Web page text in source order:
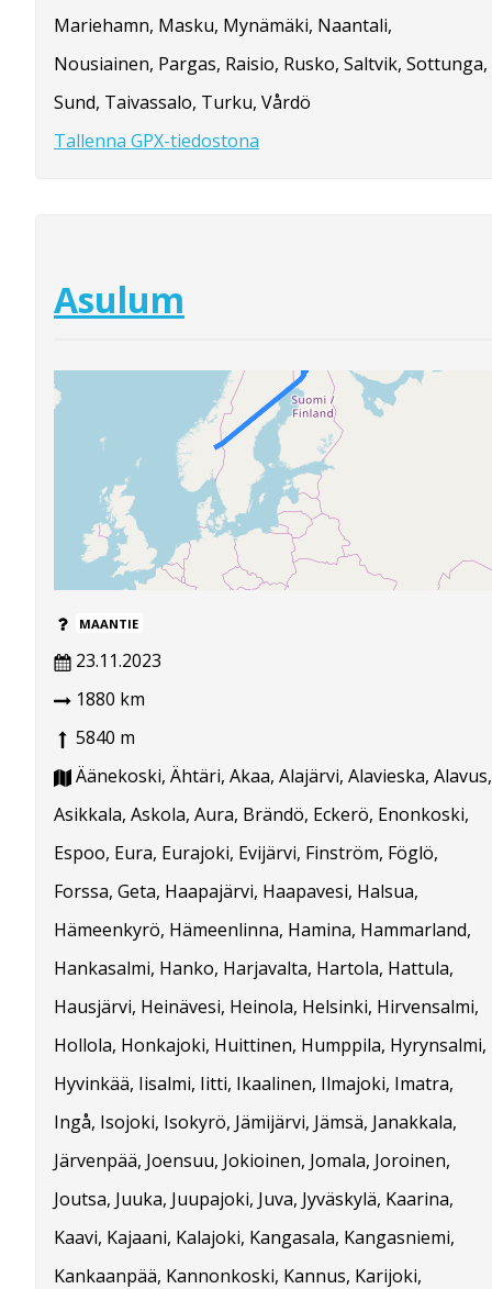
Mariehamn, Masku, Mynämäki, Naantali,
Nousiainen, Pargas, Raisio, Rusko, Saltvik, Sottunga,
Sund, Taivassalo, Turku, Vårdö
Tallenna GPX-tiedostona
Asulum
MAANTIE
23.11.2023
1880 km
5840 m
Äänekoski, Ähtäri, Akaa, Alajärvi, Alavieska, Alavus,
Asikkala, Askola, Aura, Brändö, Eckerö, Enonkoski,
Espoo, Eura, Eurajoki, Evijärvi, Finström, Föglö,
Forssa, Geta, Haapajärvi, Haapavesi, Halsua,
Hämeenkyrö, Hämeenlinna, Hamina, Hammarland,
Hankasalmi, Hanko, Harjavalta, Hartola, Hattula,
Hausjärvi, Heinävesi, Heinola, Helsinki, Hirvensalmi,
Hollola, Honkajoki, Huittinen, Humppila, Hyrynsalmi,
Hyvinkää, Iisalmi, Iitti, Ikaalinen, Ilmajoki, Imatra,
Ingå, Isojoki, Isokyrö, Jämijärvi, Jämsä, Janakkala,
Järvenpää, Joensuu, Jokioinen, Jomala, Joroinen,
Joutsa, Juuka, Juupajoki, Juva, Jyväskylä, Kaarina,
Kaavi, Kajaani, Kalajoki, Kangasala, Kangasniemi,
Kankaanpää, Kannonkoski, Kannus, Karijoki,